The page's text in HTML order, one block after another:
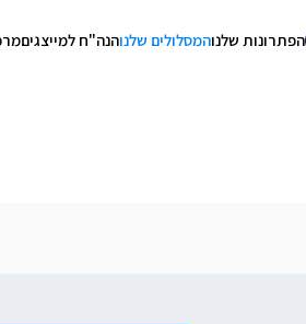
הפתרונות שלנוהמסלולים שלנוהנה"ח למייצגים